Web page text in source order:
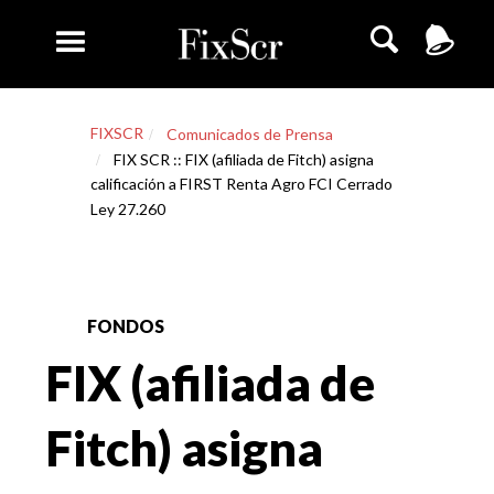
FIXSCR
Comunicados de Prensa
FIX SCR :: FIX (afiliada de Fitch) asigna
calificación a FIRST Renta Agro FCI Cerrado
Ley 27.260
FONDOS
FIX (afiliada de
Fitch) asigna